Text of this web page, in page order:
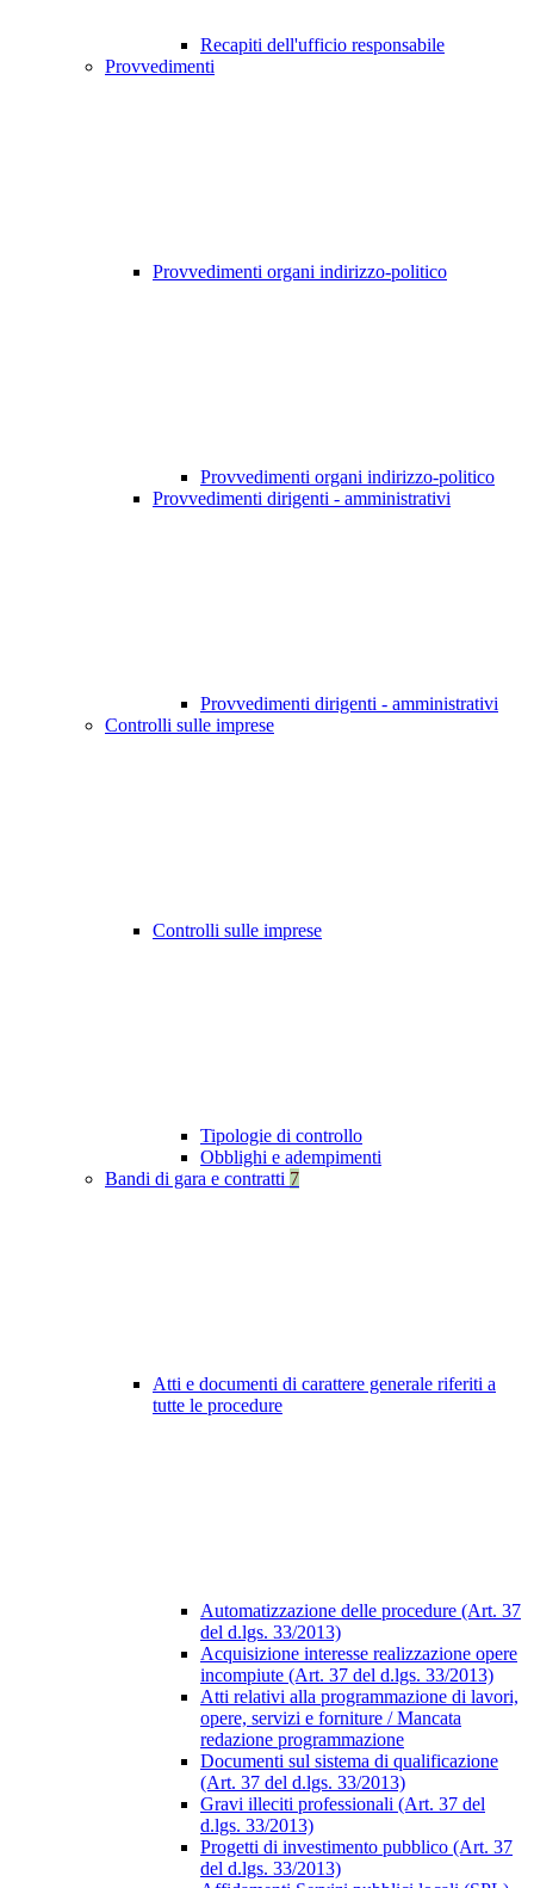
Recapiti dell'ufficio responsabile
Provvedimenti
Provvedimenti organi indirizzo-politico
Provvedimenti organi indirizzo-politico
Provvedimenti dirigenti - amministrativi
Provvedimenti dirigenti - amministrativi
Controlli sulle imprese
Controlli sulle imprese
Tipologie di controllo
Obblighi e adempimenti
Bandi di gara e contratti 7
Atti e documenti di carattere generale riferiti a
tutte le procedure
Automatizzazione delle procedure (Art. 37
del d.lgs. 33/2013)
Acquisizione interesse realizzazione opere
incompiute (Art. 37 del d.lgs. 33/2013)
Atti relativi alla programmazione di lavori,
opere, servizi e forniture / Mancata
redazione programmazione
Documenti sul sistema di qualificazione
(Art. 37 del d.lgs. 33/2013)
Gravi illeciti professionali (Art. 37 del
d.lgs. 33/2013)
Progetti di investimento pubblico (Art. 37
del d.lgs. 33/2013)